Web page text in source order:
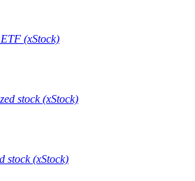
(xStock)
stock (xStock)
stock (xStock)